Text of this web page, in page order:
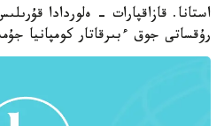
استانا. قازاقپارات - ەلوردادا
رۇقساتى جوق ءبىرقاتار كومپانيا